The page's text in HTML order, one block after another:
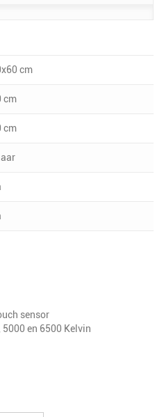
cm
cm
cm
sensor
en 6500 Kelvin